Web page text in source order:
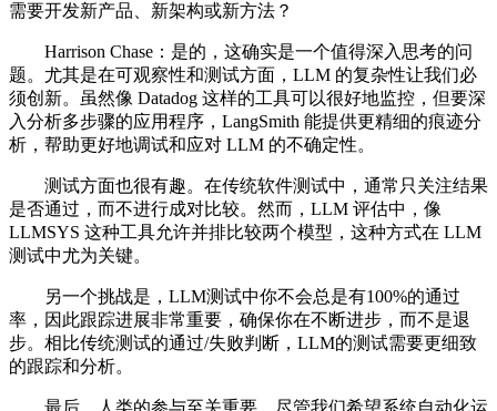
需要开发新产品、新架构或新方法？
Harrison Chase：是的，这确实是一个值得深入思考的问
题。尤其是在可观察性和测试方面，LLM 的复杂性让我们必
须创新。虽然像 Datadog 这样的工具可以很好地监控，但要深
入分析多步骤的应用程序，LangSmith 能提供更精细的痕迹分
析，帮助更好地调试和应对 LLM 的不确定性。
测试方面也很有趣。在传统软件测试中，通常只关注结果
是否通过，而不进行成对比较。然而，LLM 评估中，像
LLMSYS 这种工具允许并排比较两个模型，这种方式在 LLM
测试中尤为关键。
另一个挑战是，LLM测试中你不会总是有100%的通过
率，因此跟踪进展非常重要，确保你在不断进步，而不是退
步。相比传统测试的通过/失败判断，LLM的测试需要更细致
的跟踪和分析。